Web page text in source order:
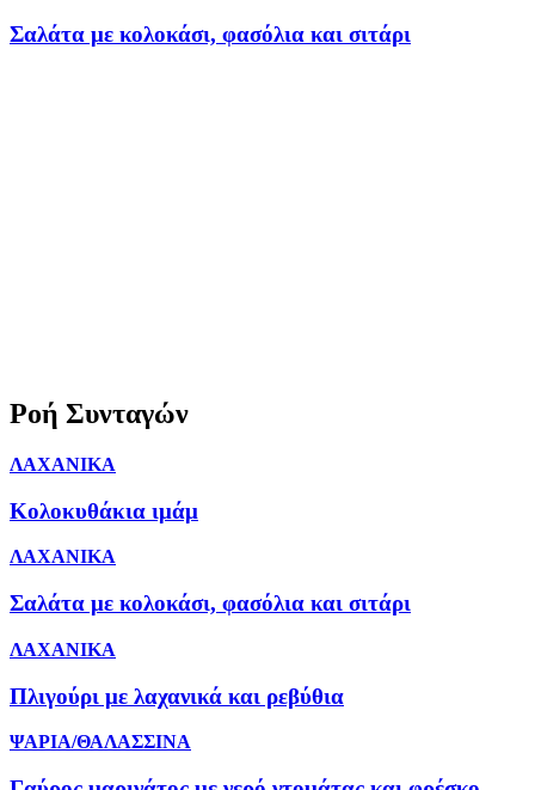
Σαλάτα με κολοκάσι, φασόλια και σιτάρι
Ροή Συνταγών
ΛΑΧΑΝΙΚΑ
Κολοκυθάκια ιμάμ
ΛΑΧΑΝΙΚΑ
Σαλάτα με κολοκάσι, φασόλια και σιτάρι
ΛΑΧΑΝΙΚΑ
Πλιγούρι με λαχανικά και ρεβύθια
ΨΑΡΙΑ/ΘΑΛΑΣΣΙΝΑ